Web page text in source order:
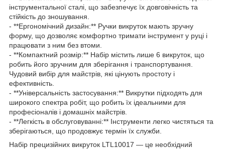
інструментальної сталі, що забезпечує їх довговічність та
стійкість до зношування.
- **Ергономічний дизайн:** Ручки викруток мають зручну
форму, що дозволяє комфортно тримати інструмент у руці і
працювати з ним без втоми.
- **Компактний розмір:** Набір містить лише 6 викруток, що
робить його зручним для зберігання і транспортування.
Чудовий вибір для майстрів, які цінують простоту і
ефективність.
- **Універсальність застосування:** Викрутки підходять для
широкого спектра робіт, що робить їх ідеальними для
професіоналів і домашніх майстрів.
- **Легкість в обслуговуванні:** Інструменти легко чистяться та
зберігаються, що продовжує термін їх служби.
Набір прецизійних викруток LTL10017 — це необхідний